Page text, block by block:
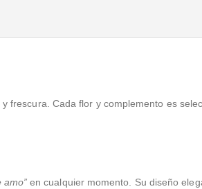
frescura. Cada flor y complemento es
amo” en cualquier momento. Su diseño